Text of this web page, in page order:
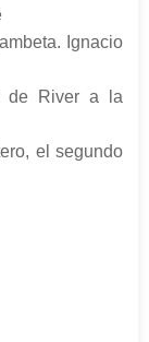
Ignacio
de River a la
el segundo